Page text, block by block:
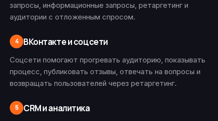
запросы, информационные запросы, ретаргетинг и
аудитории с отложенным спросом.
4 ВКонтакте и соцсети
Соцсети помогают прогревать аудиторию, показывать
процесс, публиковать отзывы, отвечать на вопросы и
возвращать пользователей через ретаргетинг.
5 CRM и аналитика